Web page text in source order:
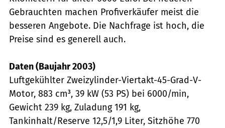
Gebrauchten machen Profiverkäufer meist die
besseren Angebote. Die Nachfrage ist hoch, die
Preise sind es generell auch.
Daten (Baujahr 2003)
Luftgekühlter Zweizylinder-Viertakt-45-Grad-V-
Motor, 883 cm³, 39 kW (53 PS) bei 6000/min,
Gewicht 239 kg, Zuladung 191 kg,
Tankinhalt/Reserve 12,5/1,9 Liter, Sitzhöhe 770